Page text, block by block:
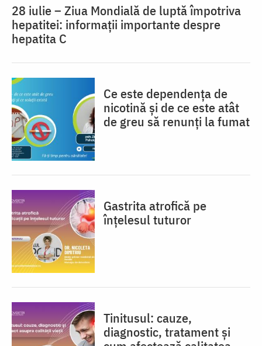
28 iulie – Ziua Mondială de luptă împotriva
hepatitei: informații importante despre
hepatita C
Ce este dependența de
nicotină și de ce este atât
de greu să renunți la fumat
Gastrita atrofică pe
înțelesul tuturor
Tinitusul: cauze,
diagnostic, tratament și